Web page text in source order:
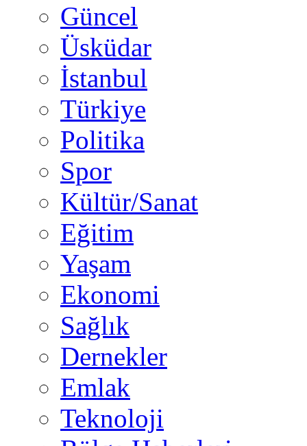
Güncel
Üsküdar
İstanbul
Türkiye
Politika
Spor
Kültür/Sanat
Eğitim
Yaşam
Ekonomi
Sağlık
Dernekler
Emlak
Teknoloji